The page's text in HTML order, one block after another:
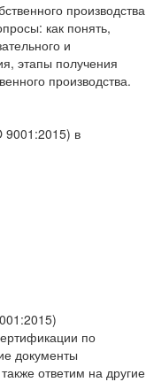
производства
как понять,
и
этапы получения
производства.
по
документы
ответим на другие